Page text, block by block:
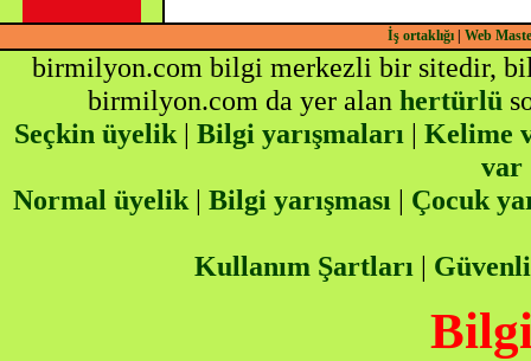
İş ortaklığı| Web
birmilyon.com bilgi merkezli bir sitedir,
birmilyon.com da yer alan hertürlü
Seçkin üyelik| Bilgi yarışmaları | Kelime
var
Normal üyelik | Bilgi yarışması | Çocuk
Kullanım Şartları |
Bilgi